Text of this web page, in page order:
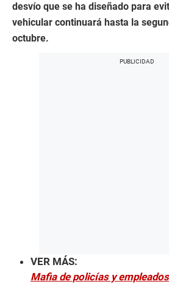
desvío que se ha diseñado para
vehicular continuará hasta la
octubre.
VER MÁS:
Mafia de policías y